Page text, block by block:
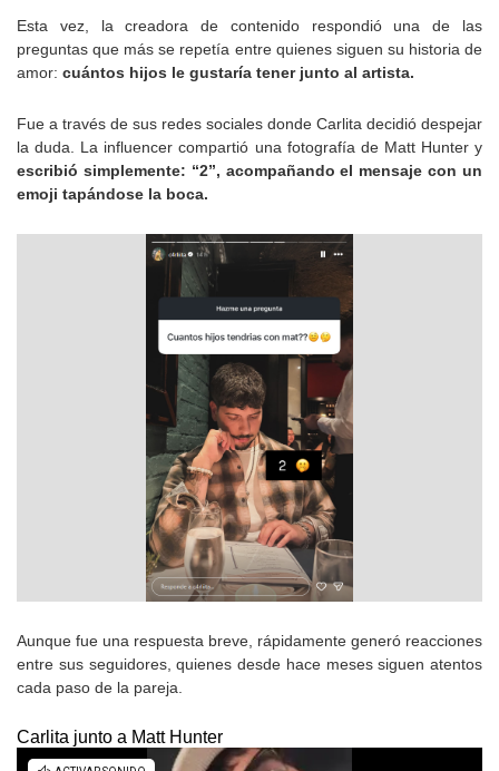
Esta vez, la creadora de contenido respondió una de las
preguntas que más se repetía entre quienes siguen su historia de
amor: cuántos hijos le gustaría tener junto al artista.
Fue a través de sus redes sociales donde Carlita decidió despejar
la duda. La influencer compartió una fotografía de Matt Hunter y
escribió simplemente: “2”, acompañando el mensaje con un
emoji tapándose la boca.
Aunque fue una respuesta breve, rápidamente generó reacciones
entre sus seguidores, quienes desde hace meses siguen atentos
cada paso de la pareja.
Carlita junto a Matt Hunter